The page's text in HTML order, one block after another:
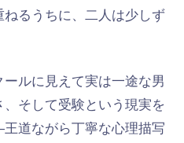
るうちに、二人は少しず
ルに見えて実は一途な男
そして受験という現実を
道ながら丁寧な心理描写